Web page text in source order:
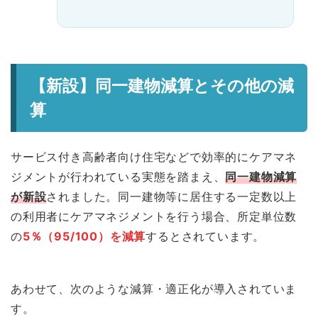
【新設】同一建物減算とその他の減
算
サービス付き高齢者向け住宅などで効率的にケアマネ
ジメントが行われている実態を踏まえ、同一建物減算
が新設されました。同一建物等に居住する一定数以上
の利用者にケアマネジメントを行う場合、所定単位数
の5％（95/100）を減算するとされています。
あわせて、次のような減算・適正化が導入されていま
す。